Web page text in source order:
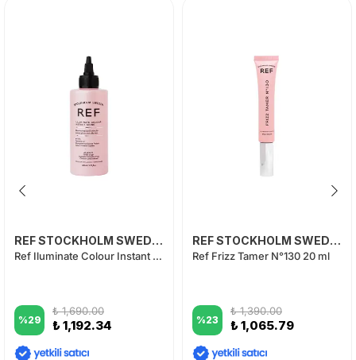
REF STOCKHOLM SWEDEN
Ref Iluminate Colour Instant Shine 200 ml
%29
₺ 1,690.00
₺ 1,192.34
REF STOCKHOLM SWEDEN
Ref Frizz Tamer N°130 20 ml
%23
₺ 1,390.00
₺ 1,065.79